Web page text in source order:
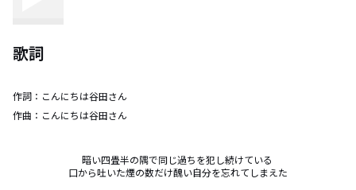
歌詞
作詞： こんにちは谷田さん
作曲： こんにちは谷田さん
暗い四畳半の隅で同じ過ちを犯し続けている
口から吐いた煙の数だけ醜い自分を忘れてしまえた